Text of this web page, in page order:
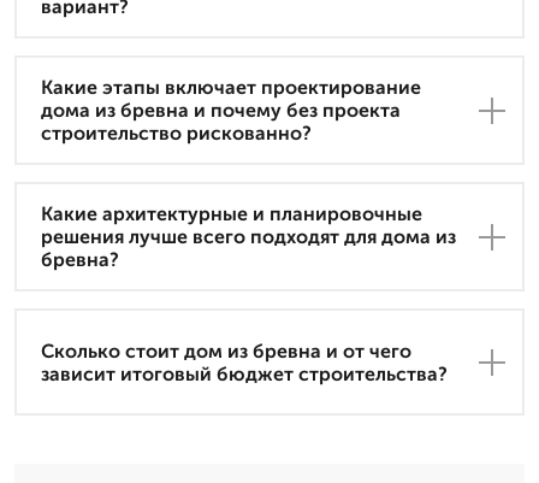
вариант?
Какие этапы включает проектирование
дома из бревна и почему без проекта
строительство рискованно?
Какие архитектурные и планировочные
решения лучше всего подходят для дома из
бревна?
Сколько стоит дом из бревна и от чего
зависит итоговый бюджет строительства?